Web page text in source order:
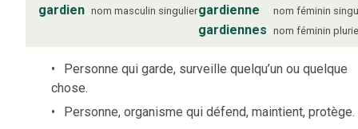
gardien nom masculin singuliergardienne nom féminin
gardiennes nom féminin
Personne qui garde, surveille quelqu’un ou quelque
chose.
Personne, organisme qui défend, maintient, protège.